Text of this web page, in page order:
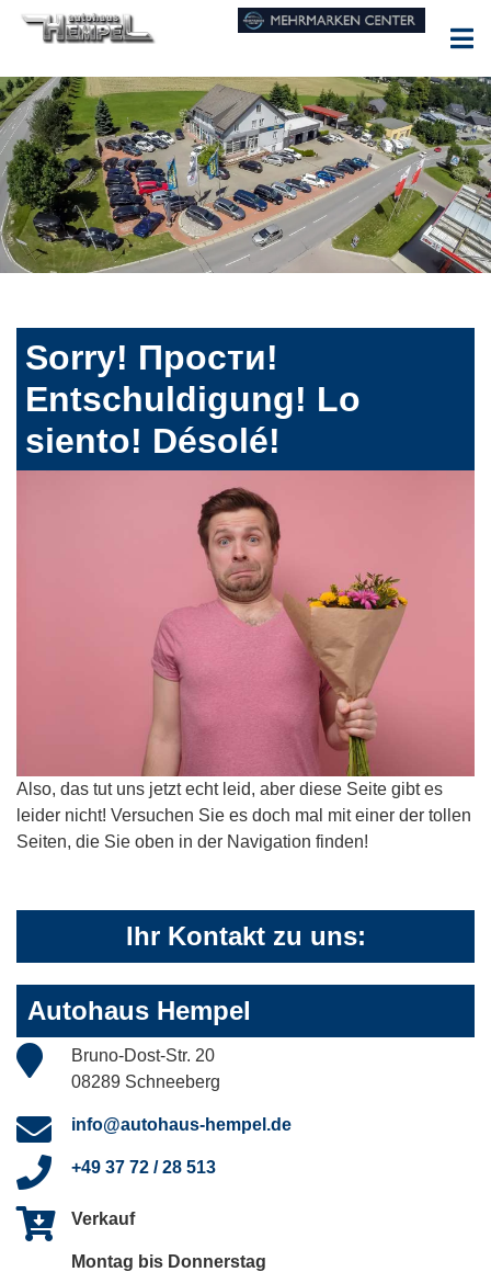
Sorry! Прости!
Entschuldigung! Lo
siento! Désolé!
Also, das tut uns jetzt echt leid, aber diese Seite gibt es
leider nicht! Versuchen Sie es doch mal mit einer der tollen
Seiten, die Sie oben in der Navigation finden!
Ihr Kontakt zu uns:
Autohaus Hempel
Bruno-Dost-Str. 20
08289 Schneeberg
info@autohaus-hempel.de
+49 37 72 / 28 513
Verkauf
Montag bis Donnerstag